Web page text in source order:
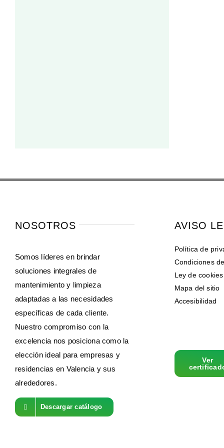
NOSOTROS
Somos líderes en brindar
soluciones integrales de
mantenimiento y limpieza
adaptadas a las necesidades
específicas de cada cliente.
Nuestro compromiso con la
excelencia nos posiciona como la
elección ideal para empresas y
residencias en Valencia y sus
alrededores.
Descargar catálogo
AVISO
Política de
Condiciones
Ley de cookies
Mapa del sitio
Accesibilidad
Ver